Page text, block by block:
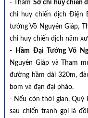
- Thăm Sở chỉ huy chiến
chỉ huy chiến dịch Điện
tướng Võ Nguyên Giáp,
chỉ huy chiến dịch năm
-
Hầm Đại Tướng Võ
Nguyên Giáp và Tham
đường hầm dài 320m,
bom và đạn đại pháo.
- Nếu còn thời gian, Quý
sau chiến tranh gọi là